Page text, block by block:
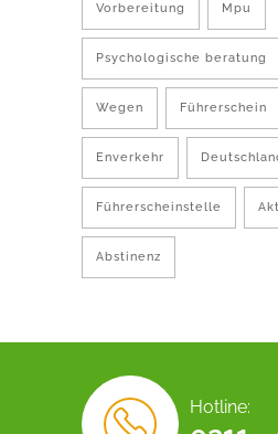
Vorbereitung Mpu
Psychologische beratung
Wegen Führerschein
Enverkehr
Führerscheinstelle
Abstinenz
Hotline: